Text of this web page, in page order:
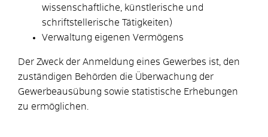
wissenschaftliche, künstlerische und
schriftstellerische Tätigkeiten)
Verwaltung eigenen Vermögens
Der Zweck der Anmeldung eines Gewerbes ist, den
zuständigen Behörden die Überwachung der
Gewerbeausübung sowie statistische Erhebungen
zu ermöglichen.